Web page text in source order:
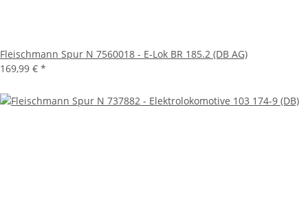
Fleischmann Spur N 7560018 - E-Lok BR 185.2 (DB AG)
169,99 € *